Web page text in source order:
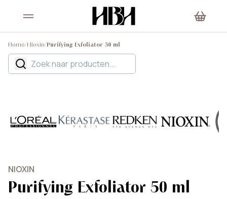
Home/Nioxin/Purifying Exfoliator 50 ml
NIOXIN
Purifying Exfoliator 50 ml